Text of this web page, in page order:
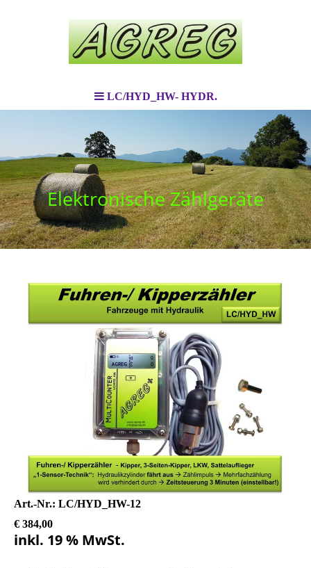
LC/HYD_HW- HYDR.
Elektronische Zählgeräte
Art.-Nr.: LC/HYD_HW-12
€ 384,00
inkl. 19 % MwSt.